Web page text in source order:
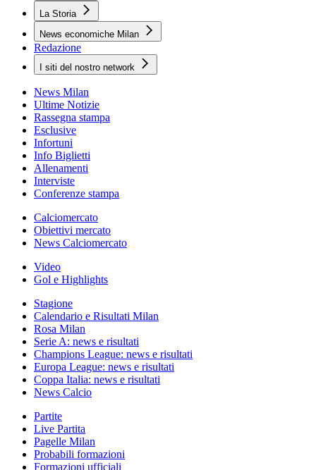
La Storia
News economiche Milan
Redazione
I siti del nostro network
News Milan
Ultime Notizie
Rassegna stampa
Esclusive
Infortuni
Info Biglietti
Allenamenti
Interviste
Conferenze stampa
Calciomercato
Obiettivi mercato
News Calciomercato
Video
Gol e Highlights
Stagione
Calendario e Risultati Milan
Rosa Milan
Serie A: news e risultati
Champions League: news e risultati
Europa League: news e risultati
Coppa Italia: news e risultati
News Calcio
Partite
Live Partita
Pagelle Milan
Probabili formazioni
Formazioni ufficiali